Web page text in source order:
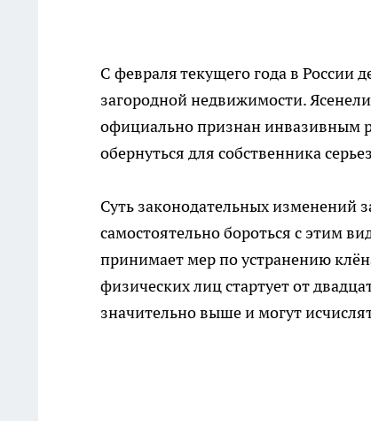
С февраля текущего года в России
загородной недвижимости.
официально признан инвазивным
обернуться для собственника
Суть законодательных изменений
самостоятельно бороться с этим
принимает мер по устранению
физических лиц стартует от
значительно выше и могут